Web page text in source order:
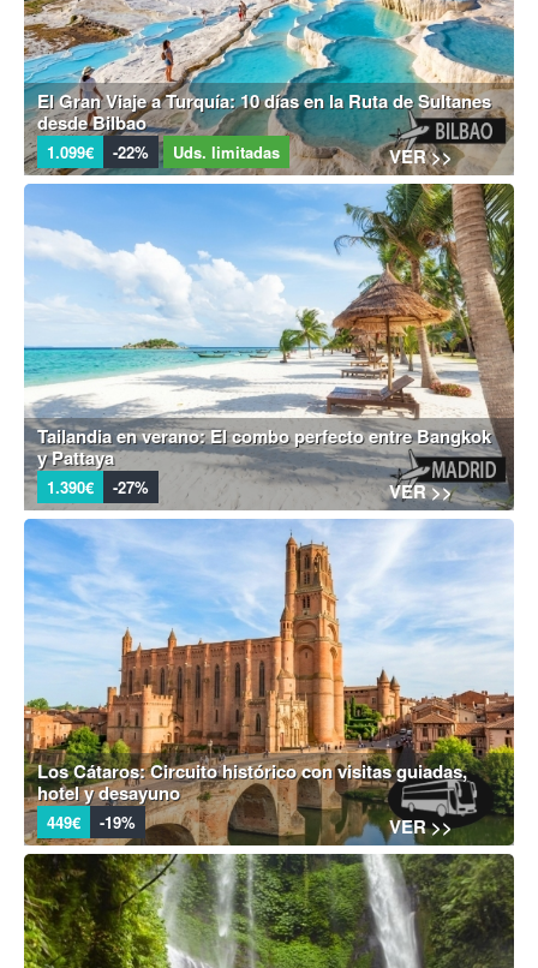
El Gran Viaje a Turquía: 10 días en la Ruta de Sultanes
desde Bilbao
1.099€ -22% Uds. limitadas VER >>
Tailandia en verano: El combo perfecto entre Bangkok
y Pattaya
1.390€ -27% VER >>
Los Cátaros: Circuito histórico con visitas guiadas,
hotel y desayuno
449€ -19% VER >>